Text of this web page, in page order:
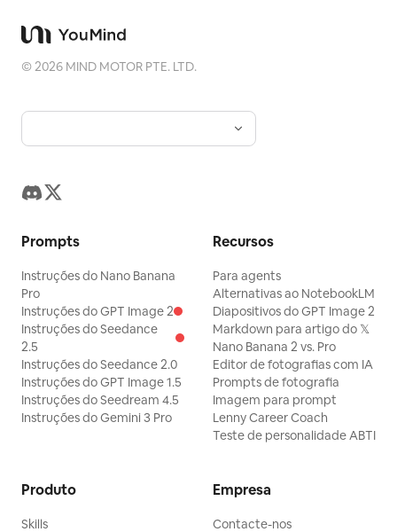
©2026 MIND MOTOR PTE. LTD.
Prompts
Instruções do Nano Banana
Pro
Instruções do GPT Image 2
Instruções do Seedance
2.5
Instruções do Seedance 2.0
Instruções do GPT Image 1.5
Instruções do Seedream 4.5
Instruções do Gemini 3 Pro
Recursos
Para agents
Alternativas ao NotebookLM
Diapositivos do GPT Image 2
Markdown para artigo do 𝕏
Nano Banana 2 vs. Pro
Editor de fotografias com IA
Prompts de fotografia
Imagem para prompt
Lenny Career Coach
Teste de personalidade ABTI
Produto
Skills
Empresa
Contacte-nos